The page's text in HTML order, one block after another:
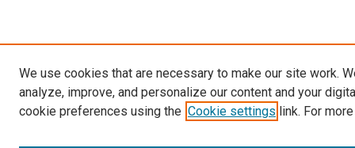
We use cookies that are necessary to make our site work.
analyze, improve, and personalize our content and your
cookie preferences using the Cookie settings link. For